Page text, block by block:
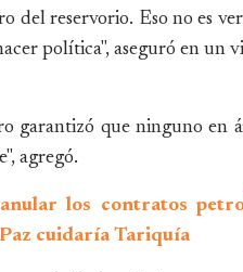
del reservorio. Eso no es
política", aseguró en un
garantizó que ninguno en
agregó.
los contratos
cuidaría Tariquía